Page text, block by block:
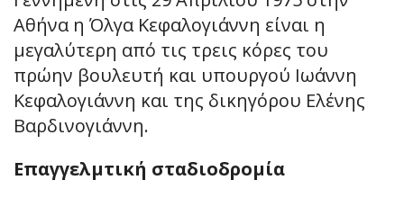
Αθήνα η Όλγα Κεφαλογιάννη είναι η
μεγαλύτερη από τις τρεις κόρες του
πρώην βουλευτή και υπουργού Ιωάννη
Κεφαλογιάννη και της δικηγόρου Ελένης
Βαρδινογιάννη.
Επαγγελμτική σταδιοδρομία